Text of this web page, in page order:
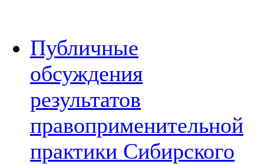
Публичные
обсуждения
результатов
правоприменительной
практики Сибирского